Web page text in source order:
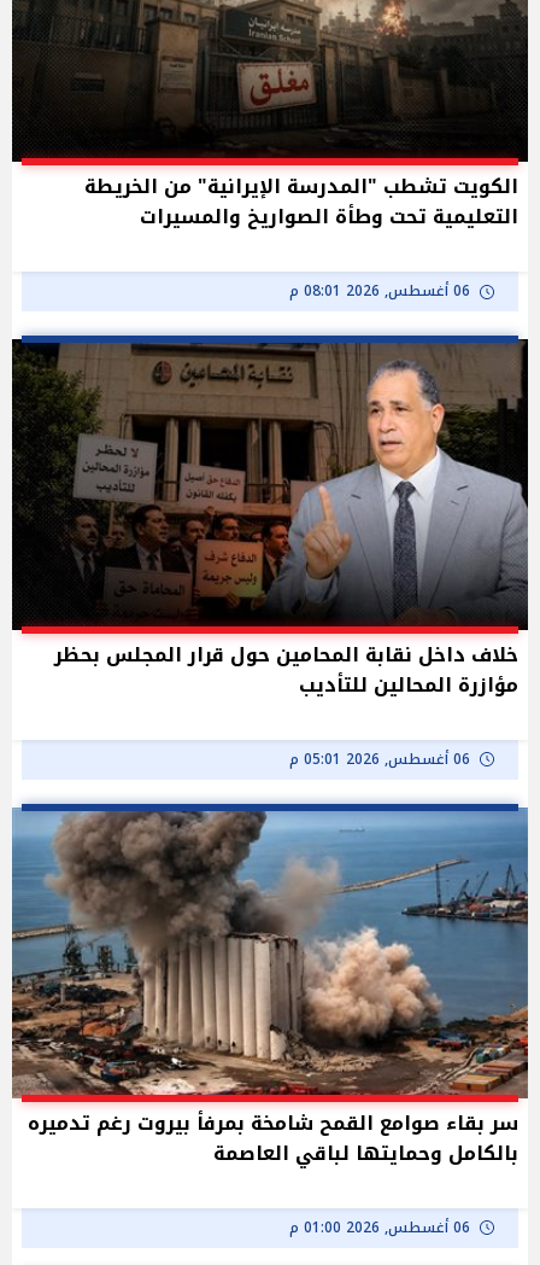
الكويت تشطب "المدرسة الإيرانية" من الخريطة
التعليمية تحت وطأة الصواريخ والمسيرات
06 أغسطس, 2026 08:01 م
خلاف داخل نقابة المحامين حول قرار المجلس بحظر
مؤازرة المحالين للتأديب
06 أغسطس, 2026 05:01 م
سر بقاء صوامع القمح شامخة بمرفأ بيروت رغم تدميره
بالكامل وحمايتها لباقي العاصمة
06 أغسطس, 2026 01:00 م